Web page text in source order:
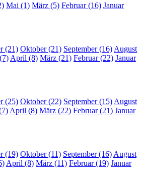
Mai (1) März (5) Februar (16) Januar
(21) Oktober (21) September (16) August
April (8) März (21) Februar (22) Januar
(25) Oktober (22) September (15) August
April (8) März (22) Februar (21) Januar
(19) Oktober (11) September (16) August
April (8) März (11) Februar (19) Januar